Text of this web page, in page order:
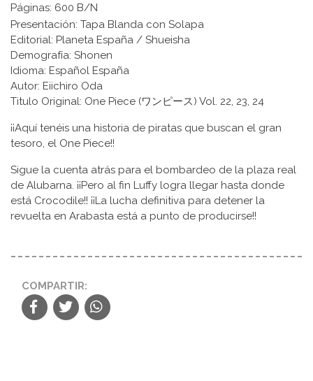
Páginas: 600 B/N
Presentación: Tapa Blanda con Solapa
Editorial: Planeta España / Shueisha
Demografía: Shonen
Idioma: Español España
Autor: Eiichiro Oda
Titulo Original: One Piece (ワンピース) Vol. 22, 23, 24
¡¡Aquí tenéis una historia de piratas que buscan el gran
tesoro, el One Piece!!
Sigue la cuenta atrás para el bombardeo de la plaza real
de Alubarna. ¡¡Pero al fin Luffy logra llegar hasta donde
está Crocodile!! ¡¡La lucha definitiva para detener la
revuelta en Arabasta está a punto de producirse!!
COMPARTIR: